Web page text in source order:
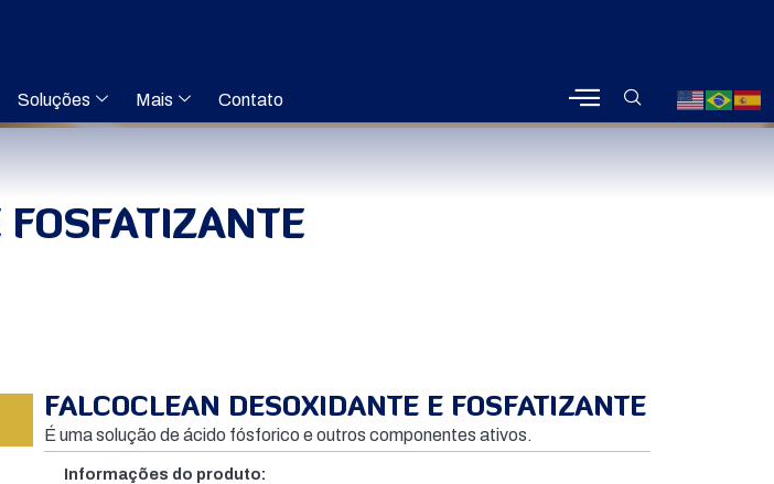
Soluções Mais Contato
FALCOCLEAN DESOXIDANTE E FOSFATIZANTE
É uma solução de ácido fósforico e outros componentes ativos.
Informações do produto: